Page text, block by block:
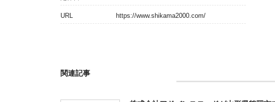
URL https://www.shikama2000.com/
関連記事